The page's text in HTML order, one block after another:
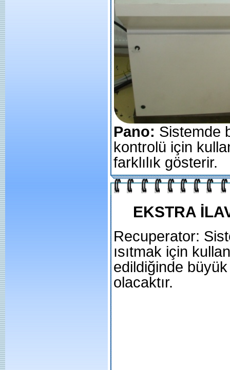
Pano: Sistemde
kontrolü için
farklılık gösterir.
EKSTRA
Recuperator:
ısıtmak için
edildiğinde büyük
olacaktır.